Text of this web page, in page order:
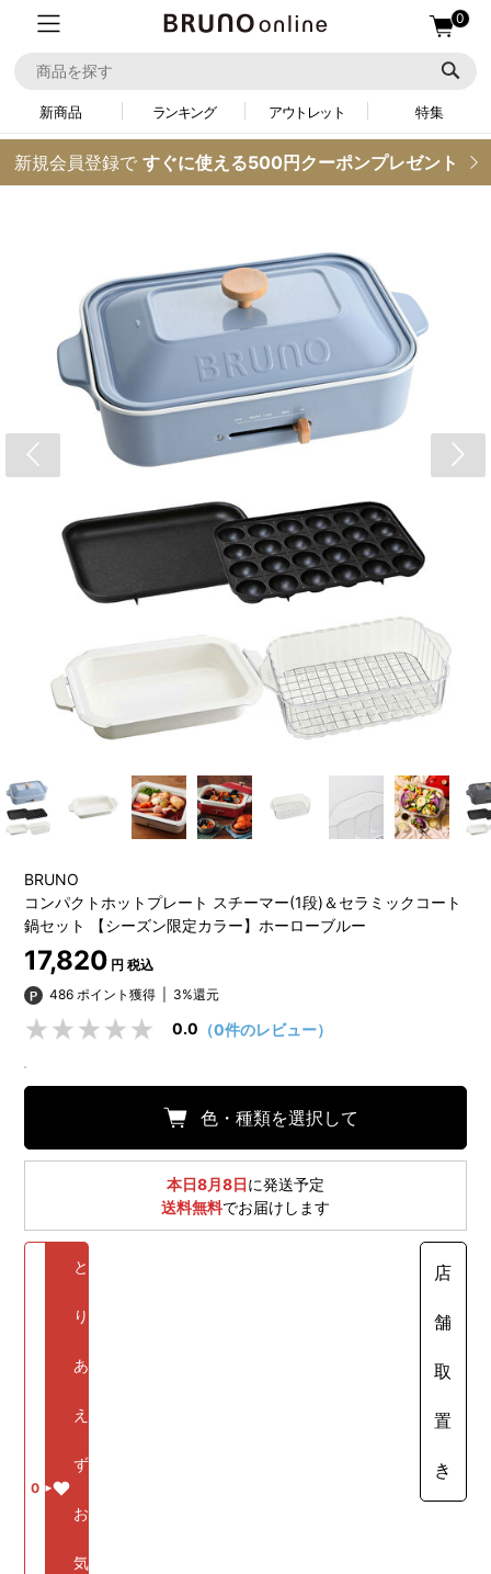
0
新商品 ランキング アウトレット 特集
新規会員登録で すぐに使える500円クーポンプレゼント
BRUNO
コンパクトホットプレート スチーマー(1段)＆セラミックコート
鍋セット 【シーズン限定カラー】ホーローブルー
17,820 円 税込
486 ポイント獲得
3%還元
0.0 （0件のレビュー）
色・種類を選択して
本日8月8日に発送予定
送料無料でお届けします
0
と
り
あ
え
ず
お
気
店
舗
取
置
き